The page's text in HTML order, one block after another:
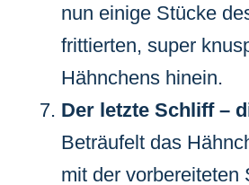
nun einige Stücke
frittierten, super
Hähnchens hinein.
Der letzte Schliff –
Beträufelt das
mit der vorbereiteten